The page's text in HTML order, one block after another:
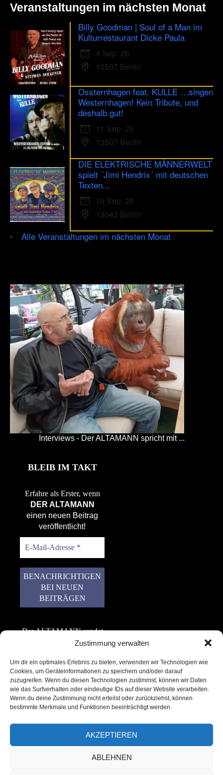
Zustimmung verwalten
Um dir ein optimales Erlebnis zu bieten, verwenden wir Technologien wie
Cookies, um Geräteinformationen zu speichern und/oder darauf
zuzugreifen. Wenn du diesen Technologien zustimmst, können wir Daten
wie das Surfverhalten oder eindeutige IDs auf dieser Website verarbeiten.
Wenn du deine Zustimmung nicht erteilst oder zurückziehst, können
bestimmte Merkmale und Funktionen beeinträchtigt werden.
AKZEPTIEREN
ABLEHNEN
Veranstaltungen im nächsten Monat
Billy Goodman | Soul of a Man im
Kulturrestaurant Dicke Paula
4 Sep. 26
13507 Berlin
Ossternhagen feat. KULLE …singen
Westernhagen! Kein Tribute, und
deshalb gut!
11 Sep. 26
13507 Berlin
DIE ELEKTRISCHE MÄNNERWELT
spielt ´Jimi Hendrix´ mit deutschen
Texten...
19 Sep. 26
12043 Berlin
Alle Veranstaltungen im nächsten Monat
Interviews - Der ALTAMANN spricht mit ...
BLEIB IM TAKT
Erfahre als Erster, wenn
DER ALTAMANN
einen neuen Beitrag
veröffentlicht!
Der ALTAMANN sendet
keinen Spam! Er gibt
weiter. Erfahre mehr in
unserer
Datenschutzerklärung.